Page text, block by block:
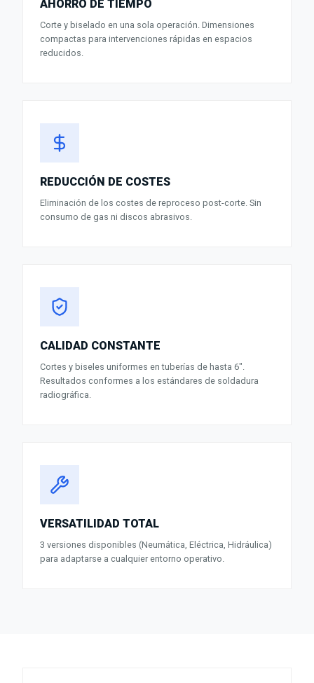
AHORRO DE TIEMPO
Corte y biselado en una sola operación. Dimensiones
compactas para intervenciones rápidas en espacios
reducidos.
REDUCCIÓN DE COSTES
Eliminación de los costes de reproceso post-corte. Sin
consumo de gas ni discos abrasivos.
CALIDAD CONSTANTE
Cortes y biseles uniformes en tuberías de hasta 6".
Resultados conformes a los estándares de soldadura
radiográfica.
VERSATILIDAD TOTAL
3 versiones disponibles (Neumática, Eléctrica, Hidráulica)
para adaptarse a cualquier entorno operativo.